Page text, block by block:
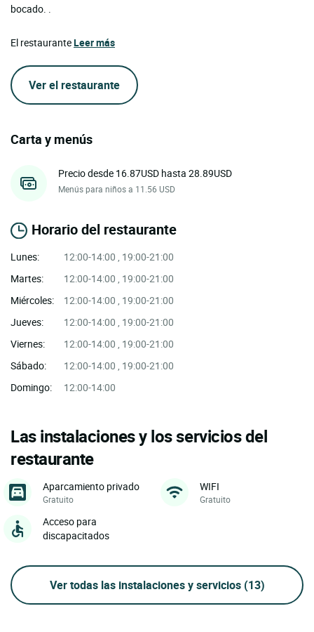
bocado. .
El restauranteLeer más
Ver el restaurante
Carta y menús
Precio desde 16.87USD hasta 28.89USD
Menús para niños a 11.56 USD
Horario del restaurante
Lunes:
12:00-14:00 , 19:00-21:00
Martes:
12:00-14:00 , 19:00-21:00
Miércoles:
12:00-14:00 , 19:00-21:00
Jueves:
12:00-14:00 , 19:00-21:00
Viernes:
12:00-14:00 , 19:00-21:00
Sábado:
12:00-14:00 , 19:00-21:00
Domingo:
12:00-14:00
Las instalaciones y los servicios del
restaurante
Aparcamiento privado
Gratuito
WIFI
Gratuito
Acceso para
discapacitados
Ver todas las instalaciones y servicios (13)